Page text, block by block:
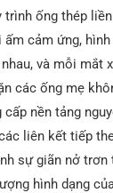
ống thép
cảm ứng,
và mỗi
các ống mẹ
cấp nền tảng
liên kết tiếp
sự giãn nở
hình dạng